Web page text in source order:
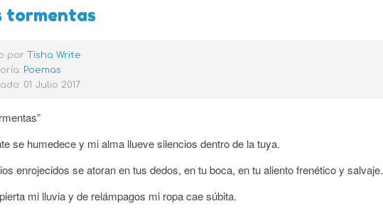
tormentas
por
Tisha Write
Poemas
01 Julio 2017
se humedece y mi alma llueve silencios dentro de la tuya.
enrojecidos se atoran en tus dedos, en tu boca, en tu aliento frenético y salvaje.
mi lluvia y de relámpagos mi ropa cae súbita.